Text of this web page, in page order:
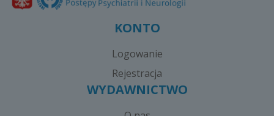
KONTO
Logowanie
Rejestracja
WYDAWNICTWO